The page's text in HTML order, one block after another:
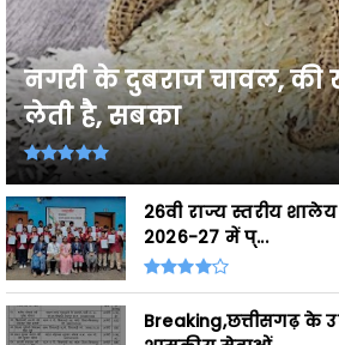
नगरी के दुबराज चावल,
लेती है, सबका
26वी राज्य स्तरीय शालेय
2026-27 में प्...
Breaking,छत्तीसगढ़ के